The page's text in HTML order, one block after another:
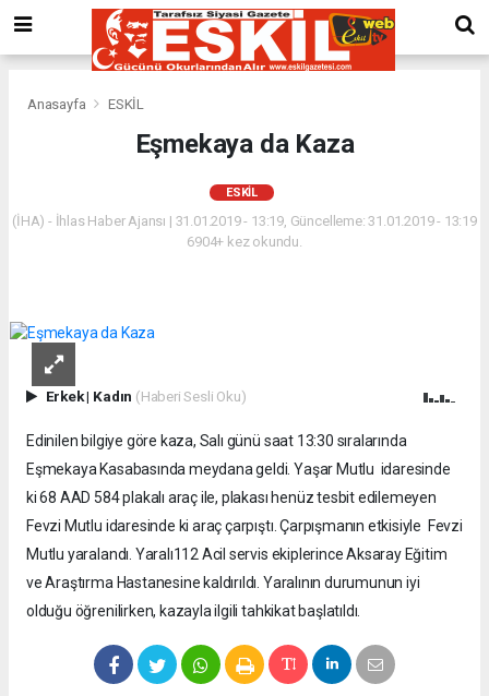
Anasayfa ESKİL
Eşmekaya da Kaza
ESKİL
(İHA) - İhlas Haber Ajansı | 31.01.2019 - 13:19, Güncelleme: 31.01.2019 - 13:19
6904+ kez okundu.
Erkek| Kadın (Haberi Sesli Oku)
Edinilen bilgiye göre kaza, Salı günü saat 13:30 sıralarında
Eşmekaya Kasabasında meydana geldi. Yaşar Mutlu idaresinde
ki 68 AAD 584 plakalı araç ile, plakası henüz tesbit edilemeyen
Fevzi Mutlu idaresinde ki araç çarpıştı. Çarpışmanın etkisiyle Fevzi
Mutlu yaralandı. Yaralı112 Acil servis ekiplerince Aksaray Eğitim
ve Araştırma Hastanesine kaldırıldı. Yaralının durumunun iyi
olduğu öğrenilirken, kazayla ilgili tahkikat başlatıldı.